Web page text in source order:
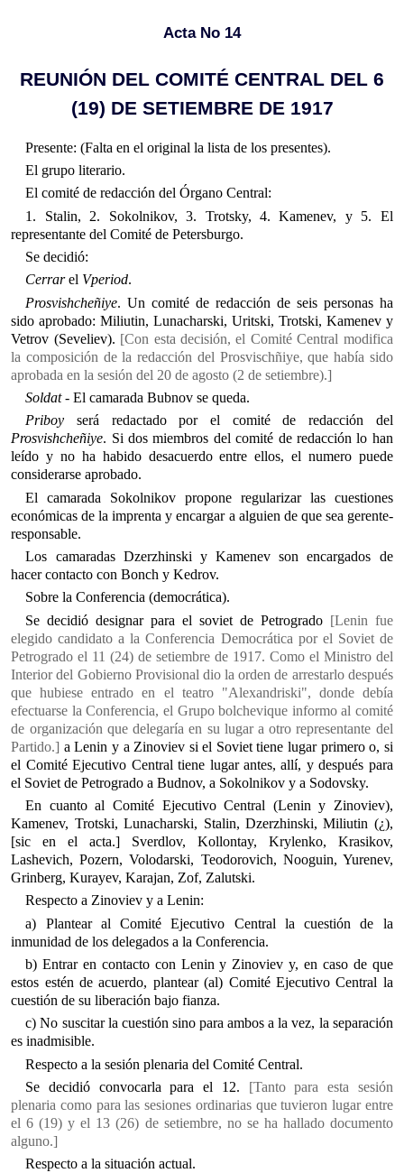
Acta No 14
REUNIÓN DEL COMITÉ CENTRAL DEL 6
(19) DE SETIEMBRE DE 1917
Presente: (Falta en el original la lista de los presentes).
El grupo literario.
El comité de redacción del Órgano Central:
1. Stalin, 2. Sokolnikov, 3. Trotsky, 4. Kamenev, y 5. El
representante del Comité de Petersburgo.
Se decidió:
Cerrarel Vperiod.
Prosvishcheñiye. Un comité de redacción de seis personas ha
sido aprobado: Miliutin, Lunacharski, Uritski, Trotski, Kamenev y
Vetrov (Seveliev). [Con esta decisión, el Comité Central modifica
la composición de la redacción del Prosvischñiye, que había sido
aprobada en la sesión del 20 de agosto (2 de setiembre).]
Soldat- El camarada Bubnov se queda.
Priboy será redactado por el comité de redacción del
Prosvishcheñiye. Si dos miembros del comité de redacción lo han
leído y no ha habido desacuerdo entre ellos, el numero puede
considerarse aprobado.
El camarada Sokolnikov propone regularizar las cuestiones
económicas de la imprenta y encargar a alguien de que sea gerente-
responsable.
Los camaradas Dzerzhinski y Kamenev son encargados de
hacer contacto con Bonch y Kedrov.
Sobre la Conferencia (democrática).
Se decidió designar para el soviet de Petrogrado [Lenin fue
elegido candidato a la Conferencia Democrática por el Soviet de
Petrogrado el 11 (24) de setiembre de 1917. Como el Ministro del
Interior del Gobierno Provisional dio la orden de arrestarlo después
que hubiese entrado en el teatro "Alexandriski", donde debía
efectuarse la Conferencia, el Grupo bolchevique informo al comité
de organización que delegaría en su lugar a otro representante del
Partido.] a Lenin y a Zinoviev si el Soviet tiene lugar primero o, si
el Comité Ejecutivo Central tiene lugar antes, allí, y después para
el Soviet de Petrogrado a Budnov, a Sokolnikov y a Sodovsky.
En cuanto al Comité Ejecutivo Central (Lenin y Zinoviev),
Kamenev, Trotski, Lunacharski, Stalin, Dzerzhinski, Miliutin (¿),
[sic en el acta.] Sverdlov, Kollontay, Krylenko, Krasikov,
Lashevich, Pozern, Volodarski, Teodorovich, Nooguin, Yurenev,
Grinberg, Kurayev, Karajan, Zof, Zalutski.
Respecto a Zinoviev y a Lenin:
a) Plantear al Comité Ejecutivo Central la cuestión de la
inmunidad de los delegados a la Conferencia.
b) Entrar en contacto con Lenin y Zinoviev y, en caso de que
estos estén de acuerdo, plantear (al) Comité Ejecutivo Central la
cuestión de su liberación bajo fianza.
c) No suscitar la cuestión sino para ambos a la vez, la separación
es inadmisible.
Respecto a la sesión plenaria del Comité Central.
Se decidió convocarla para el 12. [Tanto para esta sesión
plenaria como para las sesiones ordinarias que tuvieron lugar entre
el 6 (19) y el 13 (26) de setiembre, no se ha hallado documento
alguno.]
Respecto a la situación actual.